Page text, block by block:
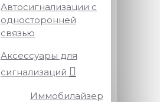
Автосигнализации с
односторонней
связью
Аксессуары для
сигнализаций
Иммобилайзер